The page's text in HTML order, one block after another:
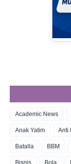
Academic News
Anak Yatim Anti
Batalla BBM